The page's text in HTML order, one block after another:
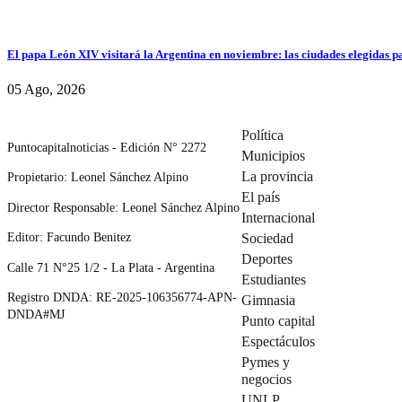
El papa León XIV visitará la Argentina en noviembre: las ciudades elegidas
05 Ago, 2026
Puntocapitalnoticias - Edición N° 2272
Propietario: Leonel Sánchez Alpino
Director Responsable: Leonel Sánchez Alpino
Editor: Facundo Benitez
Calle 71 N°25 1/2 - La Plata - Argentina
Registro DNDA: RE-2025-106356774-APN-
DNDA#MJ
Política
Municipios
La provincia
El país
Internacional
Sociedad
Deportes
Estudiantes
Gimnasia
Punto capital
Espectáculos
Pymes y
negocios